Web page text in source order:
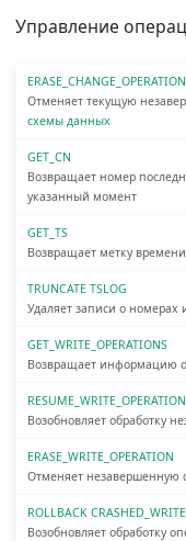
Управление
ERASE_CHANGE_OPERATION
Отменяет текущую
схемы данных
GET_CN
Возвращает номер
указанный момент
GET_TS
Возвращает метку
TRUNCATE TSLOG
Удаляет записи о номерах
GET_WRITE_OPERATIONS
Возвращает информацию
RESUME_WRITE_OPERATION
Возобновляет обработку
ERASE_WRITE_OPERATION
Отменяет незавершенную
ROLLBACK
Возобновляет обработку